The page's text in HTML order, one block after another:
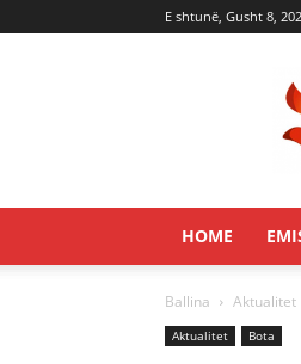
E shtunë, Gusht 8,
HOME
Ballina Aktualitet
Aktualitet Bota